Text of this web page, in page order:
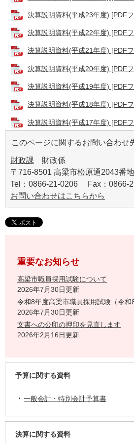
決算説明資料(平成23年度) [PDF
決算説明資料(平成22年度) [PDF
決算説明資料(平成21年度) [PDF
決算説明資料(平成20年度) [PDF
決算説明資料(平成19年度) [PDF
決算説明資料(平成18年度) [PDF
決算説明資料(平成17年度) [PDF
このページに関するお問い合わせ
財政課 財政係
〒716-8501 高梁市松原通2043番地
Tel：0866-21-0206 Fax：0866-
お問い合わせはこちらから
重要なお知らせ
高梁市職員採用試験について
2026年7月30日更新
令和8年度高梁市職員採用試験（令和
2026年7月30日更新
文書への公印の押印を見直します
2026年2月16日更新
予算に関する資料
一般会計・特別会計予算書
決算に関する資料